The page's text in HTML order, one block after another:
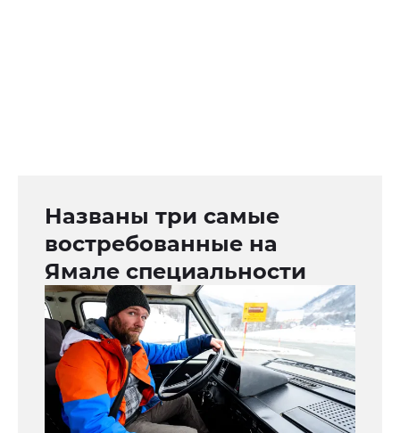
Названы три самые
востребованные на
Ямале специальности